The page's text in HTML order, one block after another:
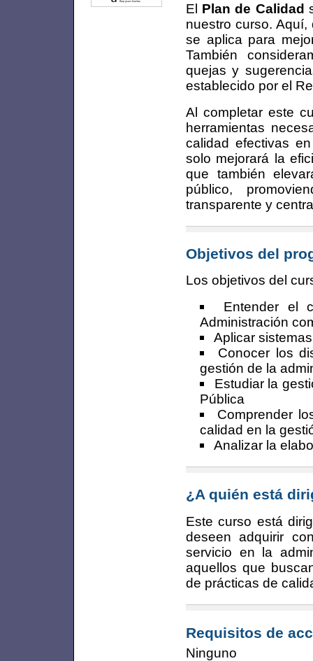
El Plan de Calidad
nuestro curso.
se aplica para
También
quejas y
establecido por el
Al completar este
herramientas
calidad efectivas
solo mejorará la
que también
público,
transparente y
Objetivos del
Los objetivos del
Entender el
Administración
Aplicar
Conocer los
gestión de la
Estudiar la
Pública
Comprender
calidad en la
Analizar la
¿A quién está
Este curso está
deseen adquirir
servicio en la
aquellos que
de prácticas de
Requisitos de
Ninguno